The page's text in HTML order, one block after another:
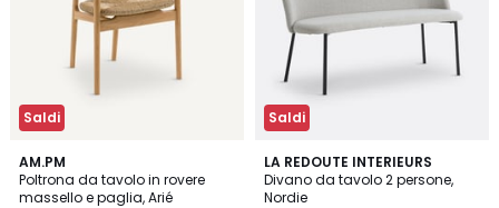
Saldi
AM.PM
Poltrona da tavolo in rovere
massello e paglia, Arié
4,7
/ 5
Saldi
LA REDOUTE INTERIEURS
Divano da tavolo 2 persone,
Nordie
4
/
5